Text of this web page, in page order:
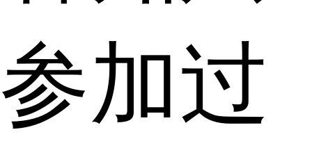
参加过